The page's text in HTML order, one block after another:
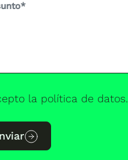
la política de datos.